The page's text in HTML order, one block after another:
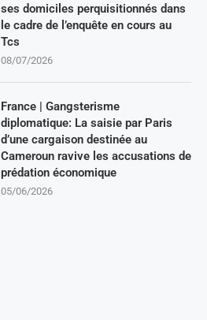
ses domiciles perquisitionnés dans
le cadre de l’enquête en cours au
Tcs
08/07/2026
France | Gangsterisme
diplomatique: La saisie par Paris
d’une cargaison destinée au
Cameroun ravive les accusations de
prédation économique
05/06/2026